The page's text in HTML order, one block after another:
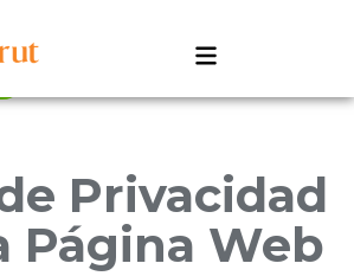
Privacidad
Página Web